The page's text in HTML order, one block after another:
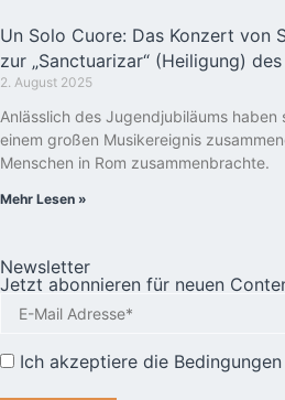
Un Solo Cuore: Das Konzert von
zur „Sanctuarizar“ (Heiligung)
2. August 2025
Anlässlich des Jugendjubiläums haben
einem großen Musikereignis
Menschen in Rom zusammenbrachte.
Mehr Lesen »
Newsletter
Jetzt abonnieren für neuen
Ich akzeptiere die